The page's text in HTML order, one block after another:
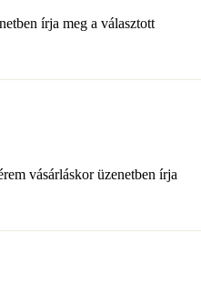
írja meg a választott
vásárláskor üzenetben írja